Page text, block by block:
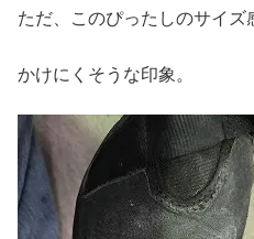
ただ、このぴったしのサイズ
かけにくそうな印象。